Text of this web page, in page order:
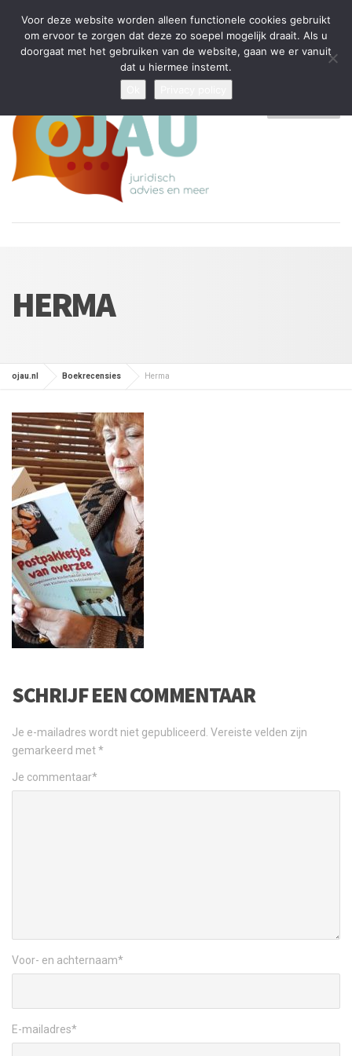
Tijdelijke stop: wegens drukte kan ik beperkt nieuwe zaken aannemen
en vragen beantwoorden
Algemene Voorwaarden
Disclaimer Privacybeleid
HERMA
ojau.nl Boekrecensies Herma
SCHRIJF EEN COMMENTAAR
Je e-mailadres wordt niet gepubliceerd. Vereiste velden zijn
gemarkeerd met*
Je commentaar*
Voor- en achternaam*
E-mailadres*
Voor deze website worden alleen functionele cookies gebruikt
om ervoor te zorgen dat deze zo soepel mogelijk draait. Als u
doorgaat met het gebruiken van de website, gaan we er vanuit
dat u hiermee instemt.